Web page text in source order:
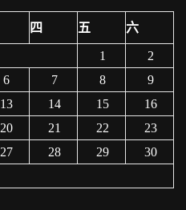
四 五 六
1
2
6 7 8
9
13 14 15
16
20 21 22
23
27 28 29
30